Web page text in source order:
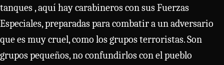
tanques , aquí hay carabineros con sus Fuerzas
Especiales, preparadas para combatir a un adversario
que es muy cruel, como los grupos terroristas. Son
grupos pequeños, no confundirlos con el pueblo